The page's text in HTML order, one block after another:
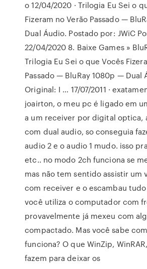
o 12/04/2020 · Trilogia Eu Sei o
Fizeram no Verão Passado —
Dual Áudio. Postado por: JWiC
22/04/2020 8. Baixe Games »
Trilogia Eu Sei o que Vocês
Passado — BluRay 1080p — Dual
Original: I … 17/07/2011 ·
joairton, o meu pc é ligado em
a um receiver por digital optica,
com dual audio, so conseguia
audio 2 e o audio 1 mudo. isso
etc.. no modo 2ch funciona se
mas não tem sentido assistir um
com receiver e o escambau
você utiliza o computador com
provavelmente já mexeu com
compactado. Mas você sabe
funciona? O que WinZip,
fazem para deixar os